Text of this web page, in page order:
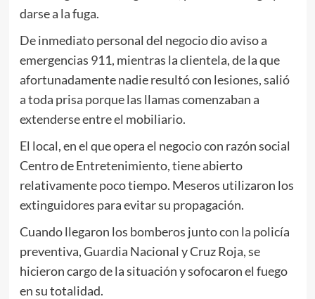
darse a la fuga.
De inmediato personal del negocio dio aviso a
emergencias 911, mientras la clientela, de la que
afortunadamente nadie resultó con lesiones, salió
a toda prisa porque las llamas comenzaban a
extenderse entre el mobiliario.
El local, en el que opera el negocio con razón social
Centro de Entretenimiento, tiene abierto
relativamente poco tiempo. Meseros utilizaron los
extinguidores para evitar su propagación.
Cuando llegaron los bomberos junto con la policía
preventiva, Guardia Nacional y Cruz Roja, se
hicieron cargo de la situación y sofocaron el fuego
en su totalidad.